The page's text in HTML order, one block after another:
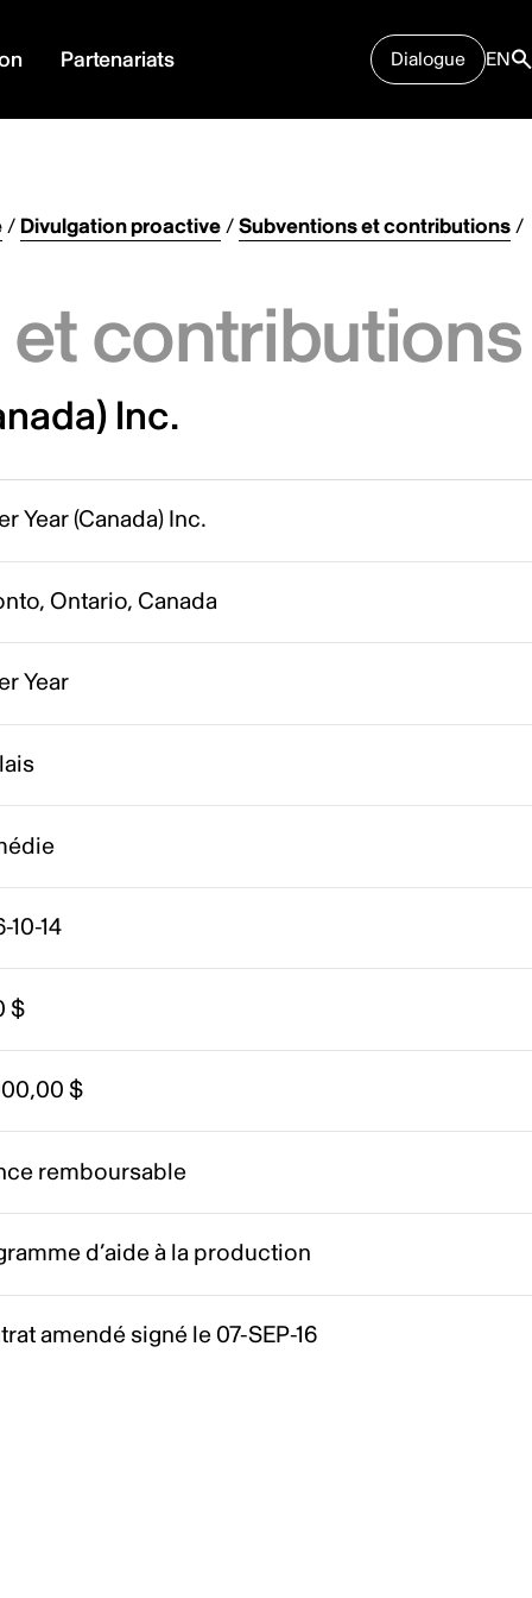
Partenariats Dialogue EN
/ Divulgation proactive/Subventions et contributions/
contributions
Inc.
Year (Canada) Inc.
Ontario, Canada
Year
10-14
$
$
remboursable
d’aide à la production
amendé signé le 07-SEP-16